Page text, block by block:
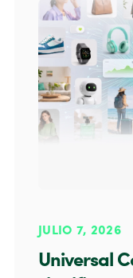
JULIO 7, 2026
Universal